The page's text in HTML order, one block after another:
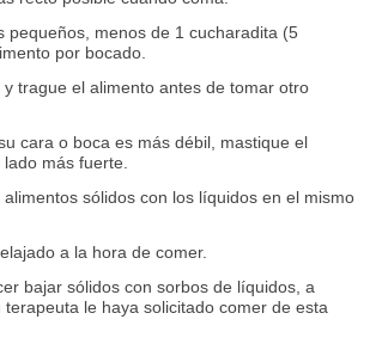
pequeños, menos de 1 cucharadita (5
por bocado.
y trague el alimento antes de tomar otro
cara o boca es más débil, mastique el
más fuerte.
alimentos sólidos con los líquidos en el mismo
a la hora de comer.
bajar sólidos con sorbos de líquidos, a
terapeuta le haya solicitado comer de esta